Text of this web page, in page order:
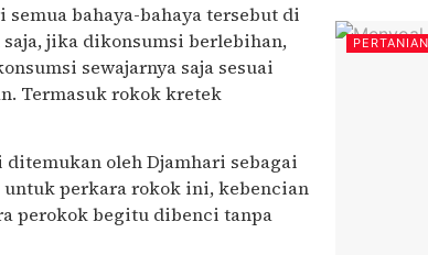
bahaya-bahaya tersebut di
saja, jika dikonsumsi berlebihan,
sewajarnya saja sesuai
Termasuk rokok kretek
oleh Djamhari sebagai
untuk perkara rokok ini, kebencian
perokok begitu dibenci tanpa
PERTANIAN